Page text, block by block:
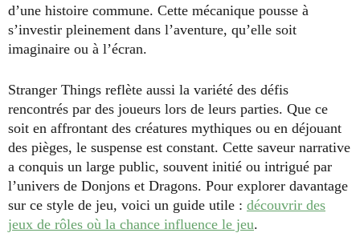
d’une histoire commune. Cette mécanique pousse à
s’investir pleinement dans l’aventure, qu’elle soit
imaginaire ou à l’écran.
Stranger Things reflète aussi la variété des défis
rencontrés par des joueurs lors de leurs parties. Que ce
soit en affrontant des créatures mythiques ou en déjouant
des pièges, le suspense est constant. Cette saveur narrative
a conquis un large public, souvent initié ou intrigué par
l’univers de Donjons et Dragons. Pour explorer davantage
sur ce style de jeu, voici un guide utile : découvrir des
jeux de rôles où la chance influence le jeu.